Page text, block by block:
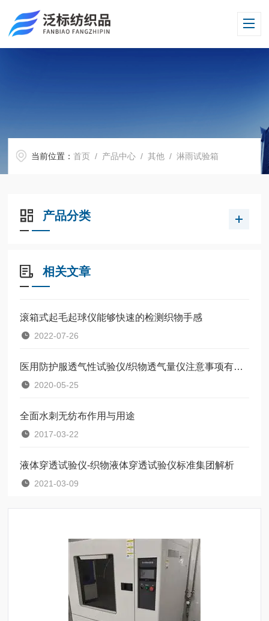
当前位置：首页 / 产品中心 /其他 /淋雨试验箱
产品分类
相关文章
滚箱式起毛起球仪能够快速的检测织物手感
2022-07-26
医用防护服透气性试验仪/织物透气量仪注意事项有哪些
2020-05-25
全面水刺无纺布作用与用途
2017-03-22
液体穿透试验仪-织物液体穿透试验仪标准集团解析
2021-03-09